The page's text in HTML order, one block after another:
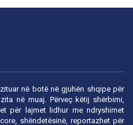
në botë në gjuhën shqipe për
në muaj. Përveç këtij shërbimi,
për lajmet lidhur me ndryshimet
shëndetësinë, reportazhet për